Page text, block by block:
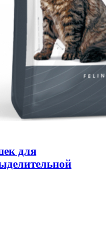
для